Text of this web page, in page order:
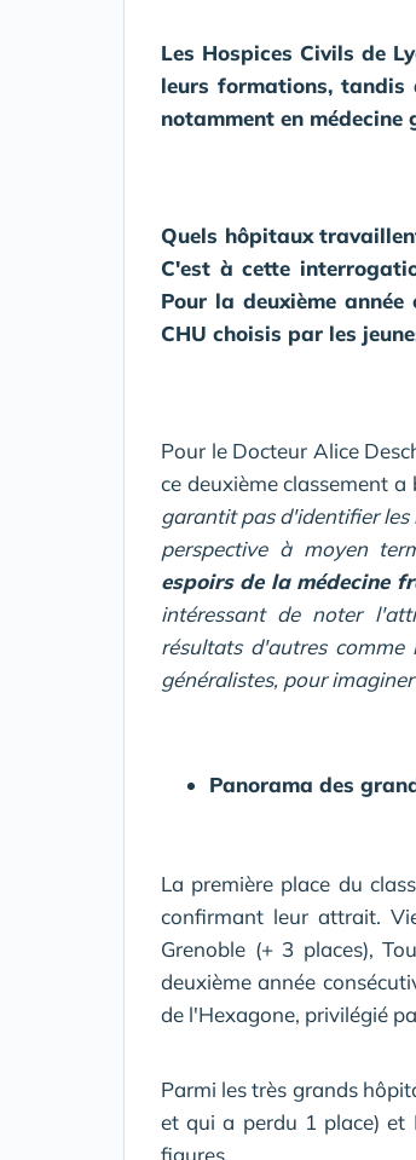
Les Hospices Civils de
leurs formations, tandis
notamment en médecine
Quels hôpitaux
C'est à cette
Pour la deuxième
CHU choisis par les
Pour le Docteur Alice
ce deuxième classement a
garantit pas d'identifier
perspective à moyen
espoirs de la médecine
intéressant de noter
résultats d'autres comme
généralistes, pour
Panorama des
La première place du
confirmant leur attrait.
Grenoble (+ 3 places),
deuxième année
de l'Hexagone, privilégié
Parmi les très grands
et qui a perdu 1 place) et
figures.